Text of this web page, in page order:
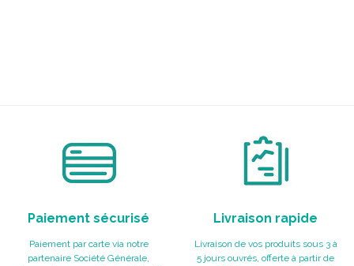
Paiement sécurisé
Paiement par carte via notre
partenaire Société Générale,
Livraison rapide
Livraison de vos produits sous 3 à
5 jours ouvrés, offerte à partir de